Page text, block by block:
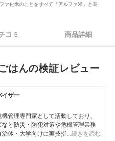
ァ化米のことをすべて「アルファ米」と表
コミ 商品詳細
はんの検証レビュー
イザー
管理専門家として活動しており、
ど防災・防犯対策や危機管理業務
体・大学向けに実技指導・講演
…続きを読む